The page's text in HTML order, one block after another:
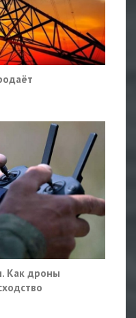
Как дроны